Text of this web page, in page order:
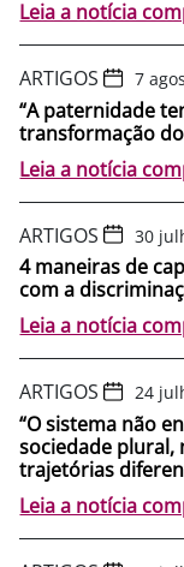
Leia a notícia
ARTIGOS 7
“A paternidade
transformação
Leia a notícia
ARTIGOS 30
4 maneiras de
com a
Leia a notícia
ARTIGOS 24
“O sistema não
sociedade plural,
trajetórias
Leia a notícia